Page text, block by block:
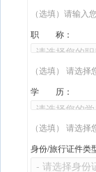
（选填）请输入
职 称：
（选填） 请选择
学 历：
（选填） 请选
身份/旅行证件类